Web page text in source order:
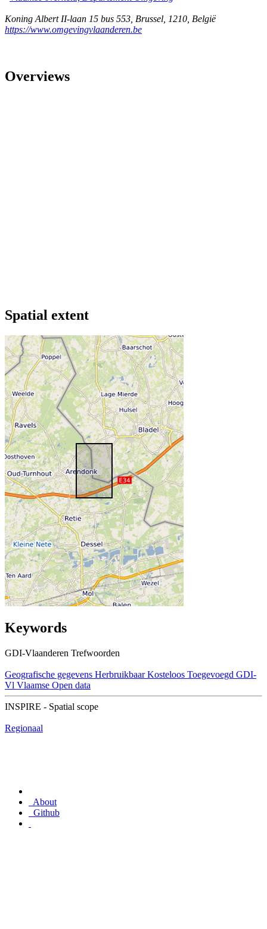
Koning Albert II-laan 15 bus 553 Brussel 1210 België
https://www.omgevingvlaanderen.be
Overviews
Spatial extent
Keywords
GDI-Vlaanderen Trefwoorden
Geografische gegevens Herbruikbaar Kosteloos Toegevoegd GDI-
Vl Vlaamse Open data
INSPIRE - Spatial scope
Regionaal
About
Github